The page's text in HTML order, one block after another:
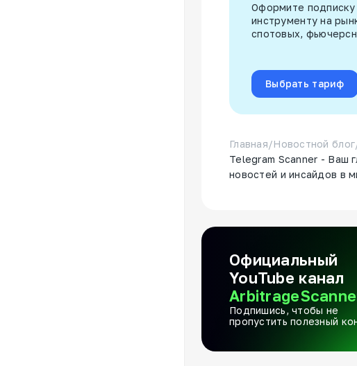
Оформите
инструменту на
спотовых,
Выбрать тариф
Главная/Новостной блог
Telegram Scanner - Ваш
новостей и инсайдов в
Официальный
YouTube канал
Подпишись, чтобы не
пропустить полезный